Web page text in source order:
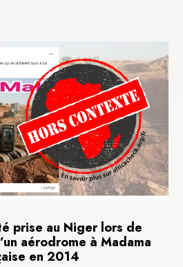
prise au Niger lors de
aérodrome à Madama
en 2014